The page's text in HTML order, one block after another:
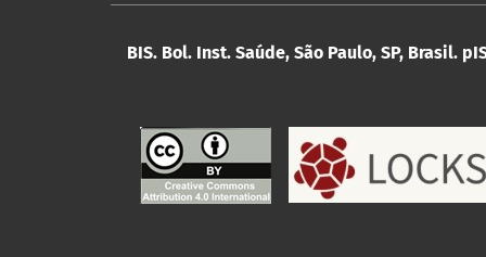
BIS. Bol. Inst. Saúde, São Paulo, SP, Brasil.